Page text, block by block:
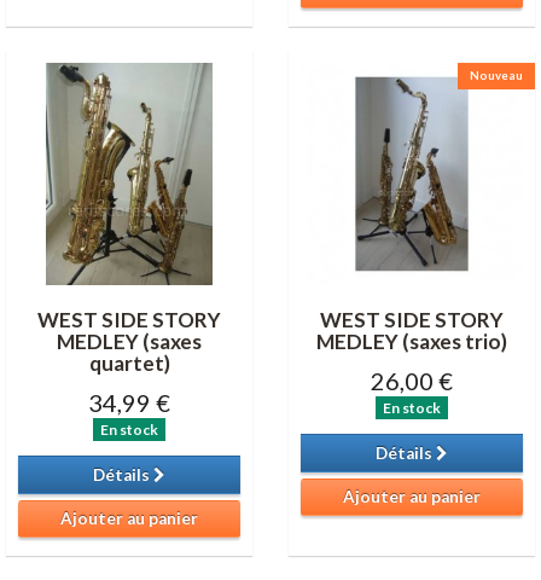
WEST SIDE STORY
MEDLEY (saxes
quartet)
34,99 €
En stock
Détails
Ajouter au panier
Nouveau
WEST SIDE STORY
MEDLEY (saxes trio)
26,00 €
En stock
Détails
Ajouter au panier